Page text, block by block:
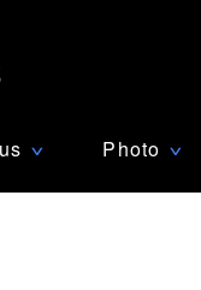
∨ Photo ∨